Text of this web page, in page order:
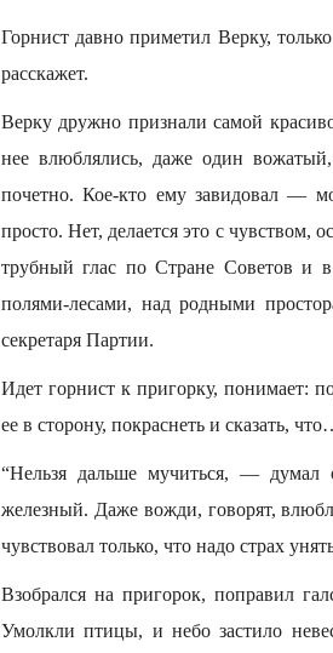
Горнист давно приметил Верку,
расскажет.
Верку дружно признали самой
нее влюблялись, даже один
почетно. Кое-кто ему завидовал —
просто. Нет, делается это с чувством,
трубный глас по Стране Советов и
полями-лесами, над родными
секретаря Партии.
Идет горнист к пригорку, понимает:
ее в сторону, покраснеть и сказать,
“Нельзя дальше мучиться, —
железный. Даже вожди, говорят,
чувствовал только, что надо страх
Взобрался на пригорок, поправил
Умолкли птицы, и небо застило